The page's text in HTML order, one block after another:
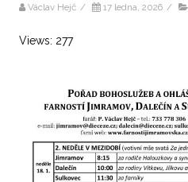
Václav Hejč / 17 ledna, 2026 /
Views: 277